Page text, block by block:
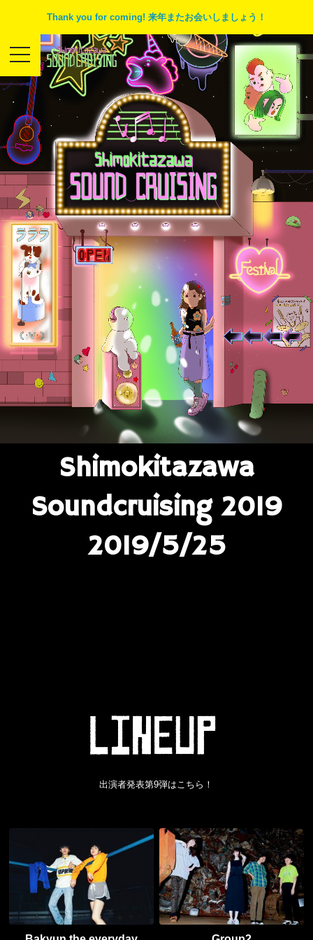
toggle
navigation
Thank you for coming! 来年またお会いしましょう！
Shimokitazawa
Soundcruising 2019
2019/5/25
出演者発表第9弾はこちら！